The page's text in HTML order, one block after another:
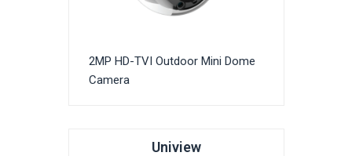
2MP HD-TVI Outdoor Mini Dome
Camera
Uniview